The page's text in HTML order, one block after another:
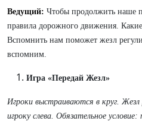
Ведущий:Чтобы продолжить наше
правила дорожного движения.
Вспомнить нам поможет жезл
вспомним.
Игра «Передай Жезл»
Игроки выстраиваются в круг. Жезл
игроку слева. Обязательное